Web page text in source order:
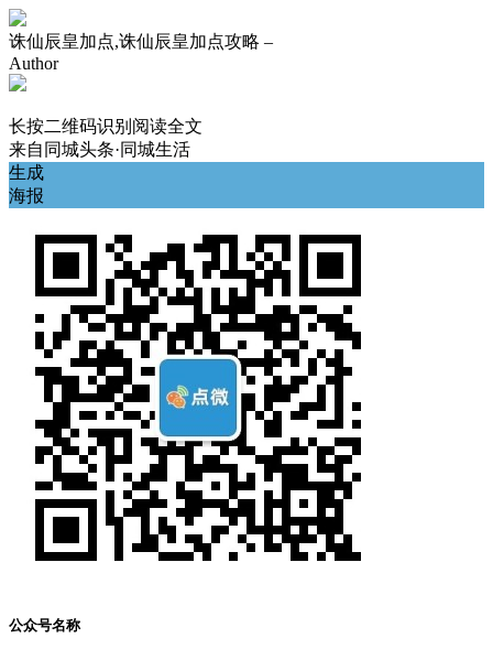
诛仙辰皇加点,诛仙辰皇加点攻略 –
Author
长按二维码识别阅读全文
来自 同城头条·同城生活
生成
海报
公众号名称